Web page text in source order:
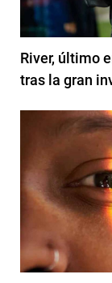
River, último
tras la gran